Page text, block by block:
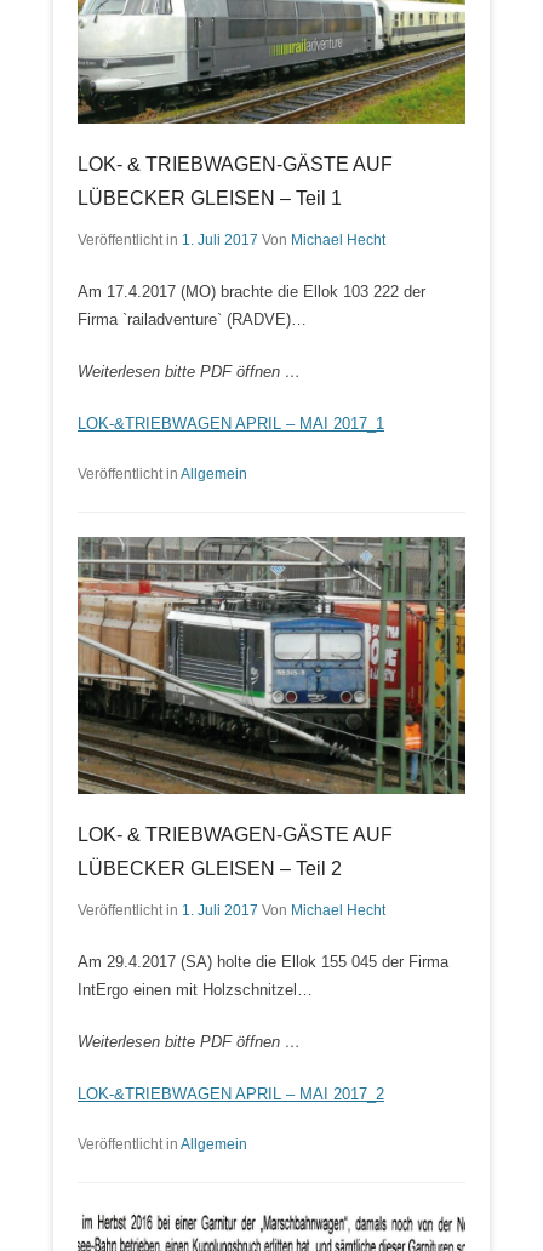
LOK- & TRIEBWAGEN-GÄSTE AUF
LÜBECKER GLEISEN – Teil 1
Veröffentlicht in 1. Juli 2017 Von Michael Hecht
Am 17.4.2017 (MO) brachte die Ellok 103 222 der
Firma `railadventure` (RADVE)…
Weiterlesen bitte PDF öffnen …
LOK-&TRIEBWAGEN APRIL – MAI 2017_1
Veröffentlicht in Allgemein
LOK- & TRIEBWAGEN-GÄSTE AUF
LÜBECKER GLEISEN – Teil 2
Veröffentlicht in 1. Juli 2017 Von Michael Hecht
Am 29.4.2017 (SA) holte die Ellok 155 045 der Firma
IntErgo einen mit Holzschnitzel…
Weiterlesen bitte PDF öffnen …
LOK-&TRIEBWAGEN APRIL – MAI 2017_2
Veröffentlicht in Allgemein